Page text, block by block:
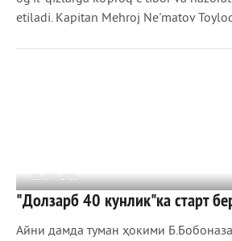
etiladi. Kapitan Mеhroj Nе'matov
21 ОКТ 2022
657 0
"Долзарб 40 кунлик"ка старт
Айни дамда туман ҳокими